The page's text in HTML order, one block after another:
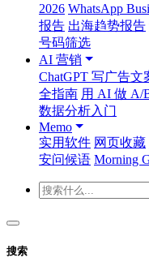
2026 WhatsApp
报告 出海趋势报告
号码筛选
AI 营销
ChatGPT 写广告文
全指南 用 AI 做 A/
数据分析入门
Memo
实用软件 网页收藏
安问候语 Morning
搜索